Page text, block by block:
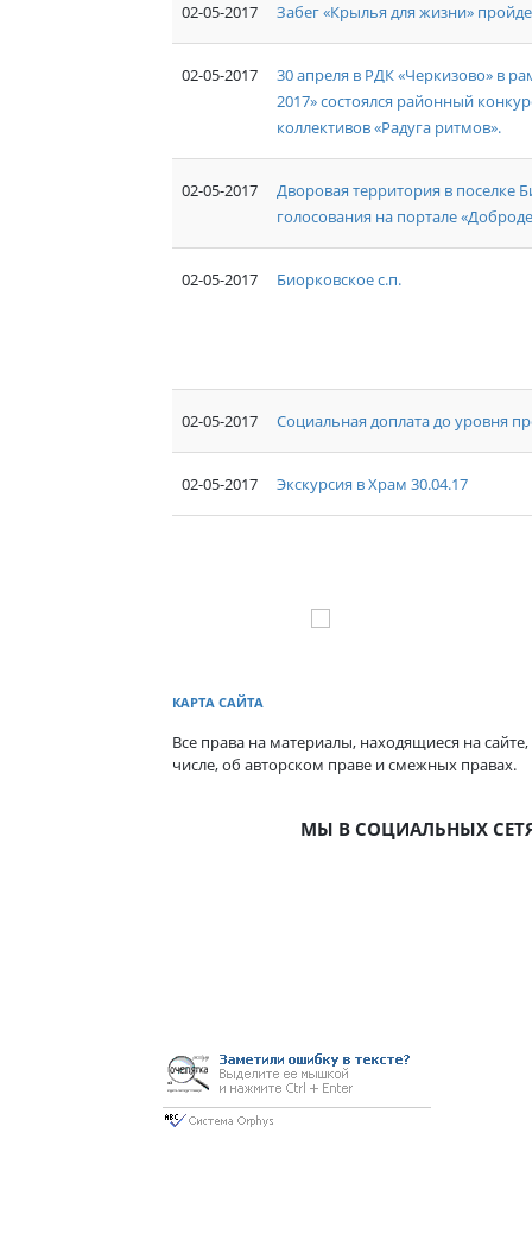
02-05-2017 Забег «Крылья для жизни»
02-05-2017
30 апреля в РДК «Черкизово» в
2017» состоялся районный
коллективов «Радуга ритмов».
02-05-2017
Дворовая территория в поселке
голосования на портале
02-05-2017 Биорковское с.п.
02-05-2017 Социальная доплата до уровня
02-05-2017 Экскурсия в Храм 30.04.17
КАРТА САЙТА
Все права на материалы, находящиеся на
числе, об авторском праве и смежных правах.
МЫ В СОЦИАЛЬНЫХ